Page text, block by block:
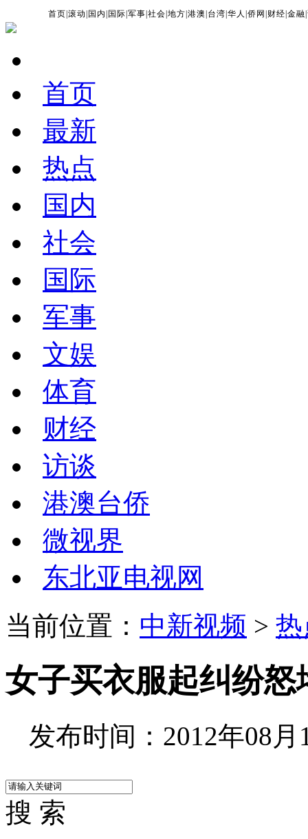
首页 |滚动 国内 国际 |军事 |社会 |地方 |港澳 台湾 |华人 |侨网 财经 |金融 |
首页
最新
热点
国内
社会
国际
军事
文娱
体育
财经
访谈
港澳台侨
微视界
东北亚电视网
当前位置： 中新视频 >
女子买衣服起纠纷怒
发布时间：2012年08月
搜 索